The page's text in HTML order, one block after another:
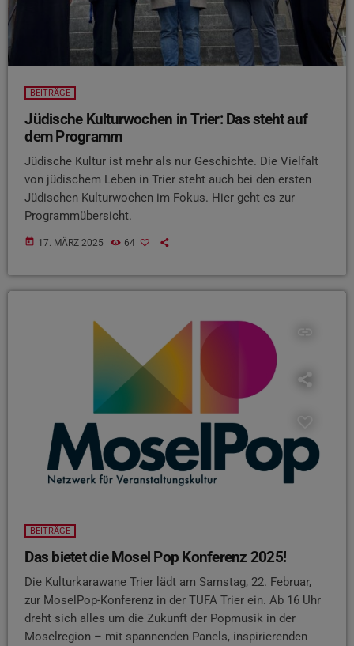
BEITRÄGE
Jüdische Kulturwochen in Trier: Das steht auf
dem Programm
Jüdische Kultur ist mehr als nur Geschichte. Die Vielfalt
von jüdischem Leben in Trier steht auch bei den ersten
Jüdischen Kulturwochen im Fokus. Hier geht es zur
Programmübersicht.
today 17. MÄRZ 2025 64
BEITRÄGE
Das bietet die Mosel Pop Konferenz 2025!
Die Kulturkarawane Trier lädt am Samstag, 22. Februar,
zur MoselPop-Konferenz in der TUFA Trier ein. Ab 16 Uhr
dreht sich alles um die Zukunft der Popmusik in der
Moselregion – mit spannenden Panels, inspirierenden